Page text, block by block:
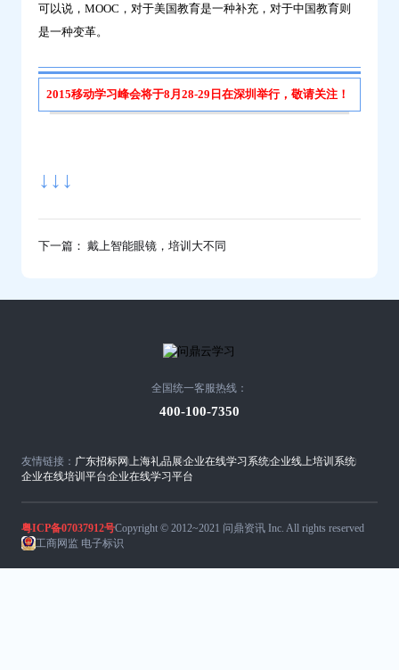
可以说，MOOC，对于美国教育是一种补充，对于中国教育则
是一种变革。
2015移动学习峰会将于8月28-29日在深圳举行，敬请关注！
↓↓↓
下一篇： 戴上智能眼镜，培训大不同
友情链接： 广东招标网 上海礼品展企业在线学习系统企业线上培训系统
企业在线培训平台企业在线学习平台
全国统一客服热线：
400-100-7350
粤ICP备07037912号Copyright © 2012~2021 问鼎资讯 Inc. All rights reserved
工商网监 电子标识